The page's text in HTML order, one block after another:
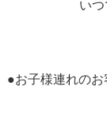
い
●お子様連れのお